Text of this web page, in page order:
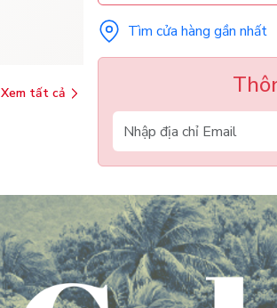
Xem tất cả
Tìm cửa hàng gần nhất